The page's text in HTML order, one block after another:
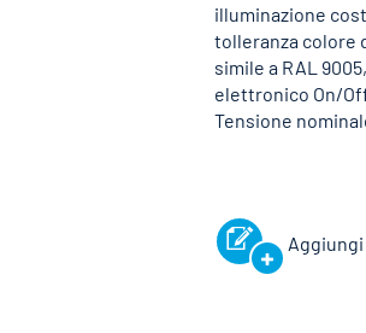
illuminazione
tolleranza colore
simile a RAL
elettronico On/
Tensione